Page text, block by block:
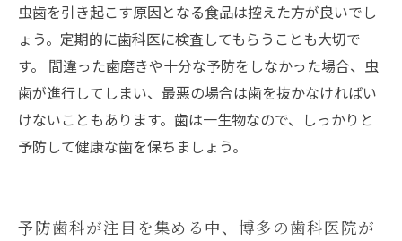
虫歯を引き起こす原因となる食品は控えた方が良いでし
ょう。定期的に歯科医に検査してもらうことも大切で
す。 間違った歯磨きや十分な予防をしなかった場合、虫
歯が進行してしまい、最悪の場合は歯を抜かなければい
けないこともあります。歯は一生物なので、しっかりと
予防して健康な歯を保ちましょう。
予防歯科が注目を集める中、博多の歯科医院が